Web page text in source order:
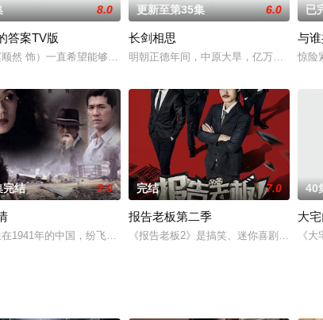
8.0
答案TV版
然 饰）一直希望能够成为一名出色的刑警，于是刚刚大学毕业的他
更新至第35集 6.0
长剑相思
明朝正德年间，中原大旱，亿万百姓流离
已
与
惊险
宝贝公主白雪格格的大婚典礼做庆贺演出时，被欲报父仇的洪坤利
完结 2.0
1941年的中国，纷飞的战火让百姓们的生活陷入了穷苦和困顿之中
完结 7.0
报告老板第二季
《报告老板2》是搞笑、迷你喜剧《报告
40
大
《